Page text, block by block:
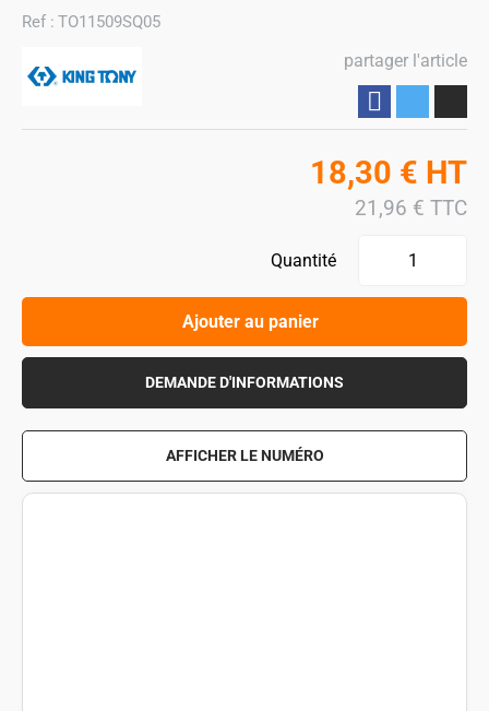
Ref : TO11509SQ05
partager l'article
18,30 € HT
21,96 € TTC
Quantité
Ajouter au panier
DEMANDE D'INFORMATIONS
AFFICHER LE NUMÉRO